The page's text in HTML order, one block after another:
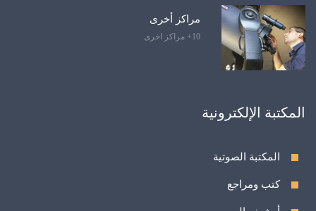
مراكز أخرى
10+ مراكز اخرى
المكتبة الإلكترونية
المكتبة الصوتية
كتب ومراجع